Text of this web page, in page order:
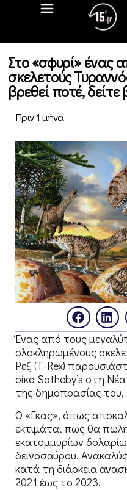
Στο «σφυρί» ένας
σκελετούς
βρεθεί ποτέ, δείτε
Πριν 1 μήνα
Ένας από τους
ολοκληρωμένους
Ρεξ (T-Rex)
οίκο Sotheby’s στη
της δημοπρασίας του,
O «Γκας», όπως
εκτιμάται πως θα
εκατομμυρίων
δεινοσαύρου.
κατά τη διάρκεια
2021 έως το 2023.